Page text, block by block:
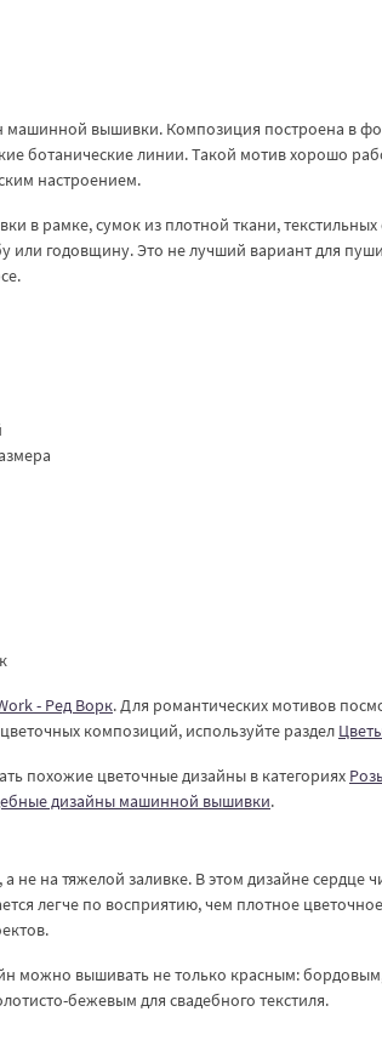
машинной вышивки. Композиция построена в
ботанические линии. Такой мотив хорошо
настроением.
в рамке, сумок из плотной ткани, текстильных
или годовщину. Это не лучший вариант для
- Ред Ворк. Для романтических мотивов
композиций, используйте раздел
похожие цветочные дизайны в категориях
дизайны машинной вышивки.
на тяжелой заливке. В этом дизайне сердце
легче по восприятию, чем плотное
можно вышивать не только красным:
бежевым для свадебного текстиля.